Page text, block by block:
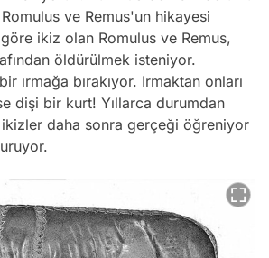
ve Remus'un hikayesi
ikiz olan Romulus ve Remus,
öldürülmek isteniyor.
ırmağa bırakıyor. Irmaktan onları
dişi bir kurt! Yıllarca durumdan
daha sonra gerçeği öğreniyor